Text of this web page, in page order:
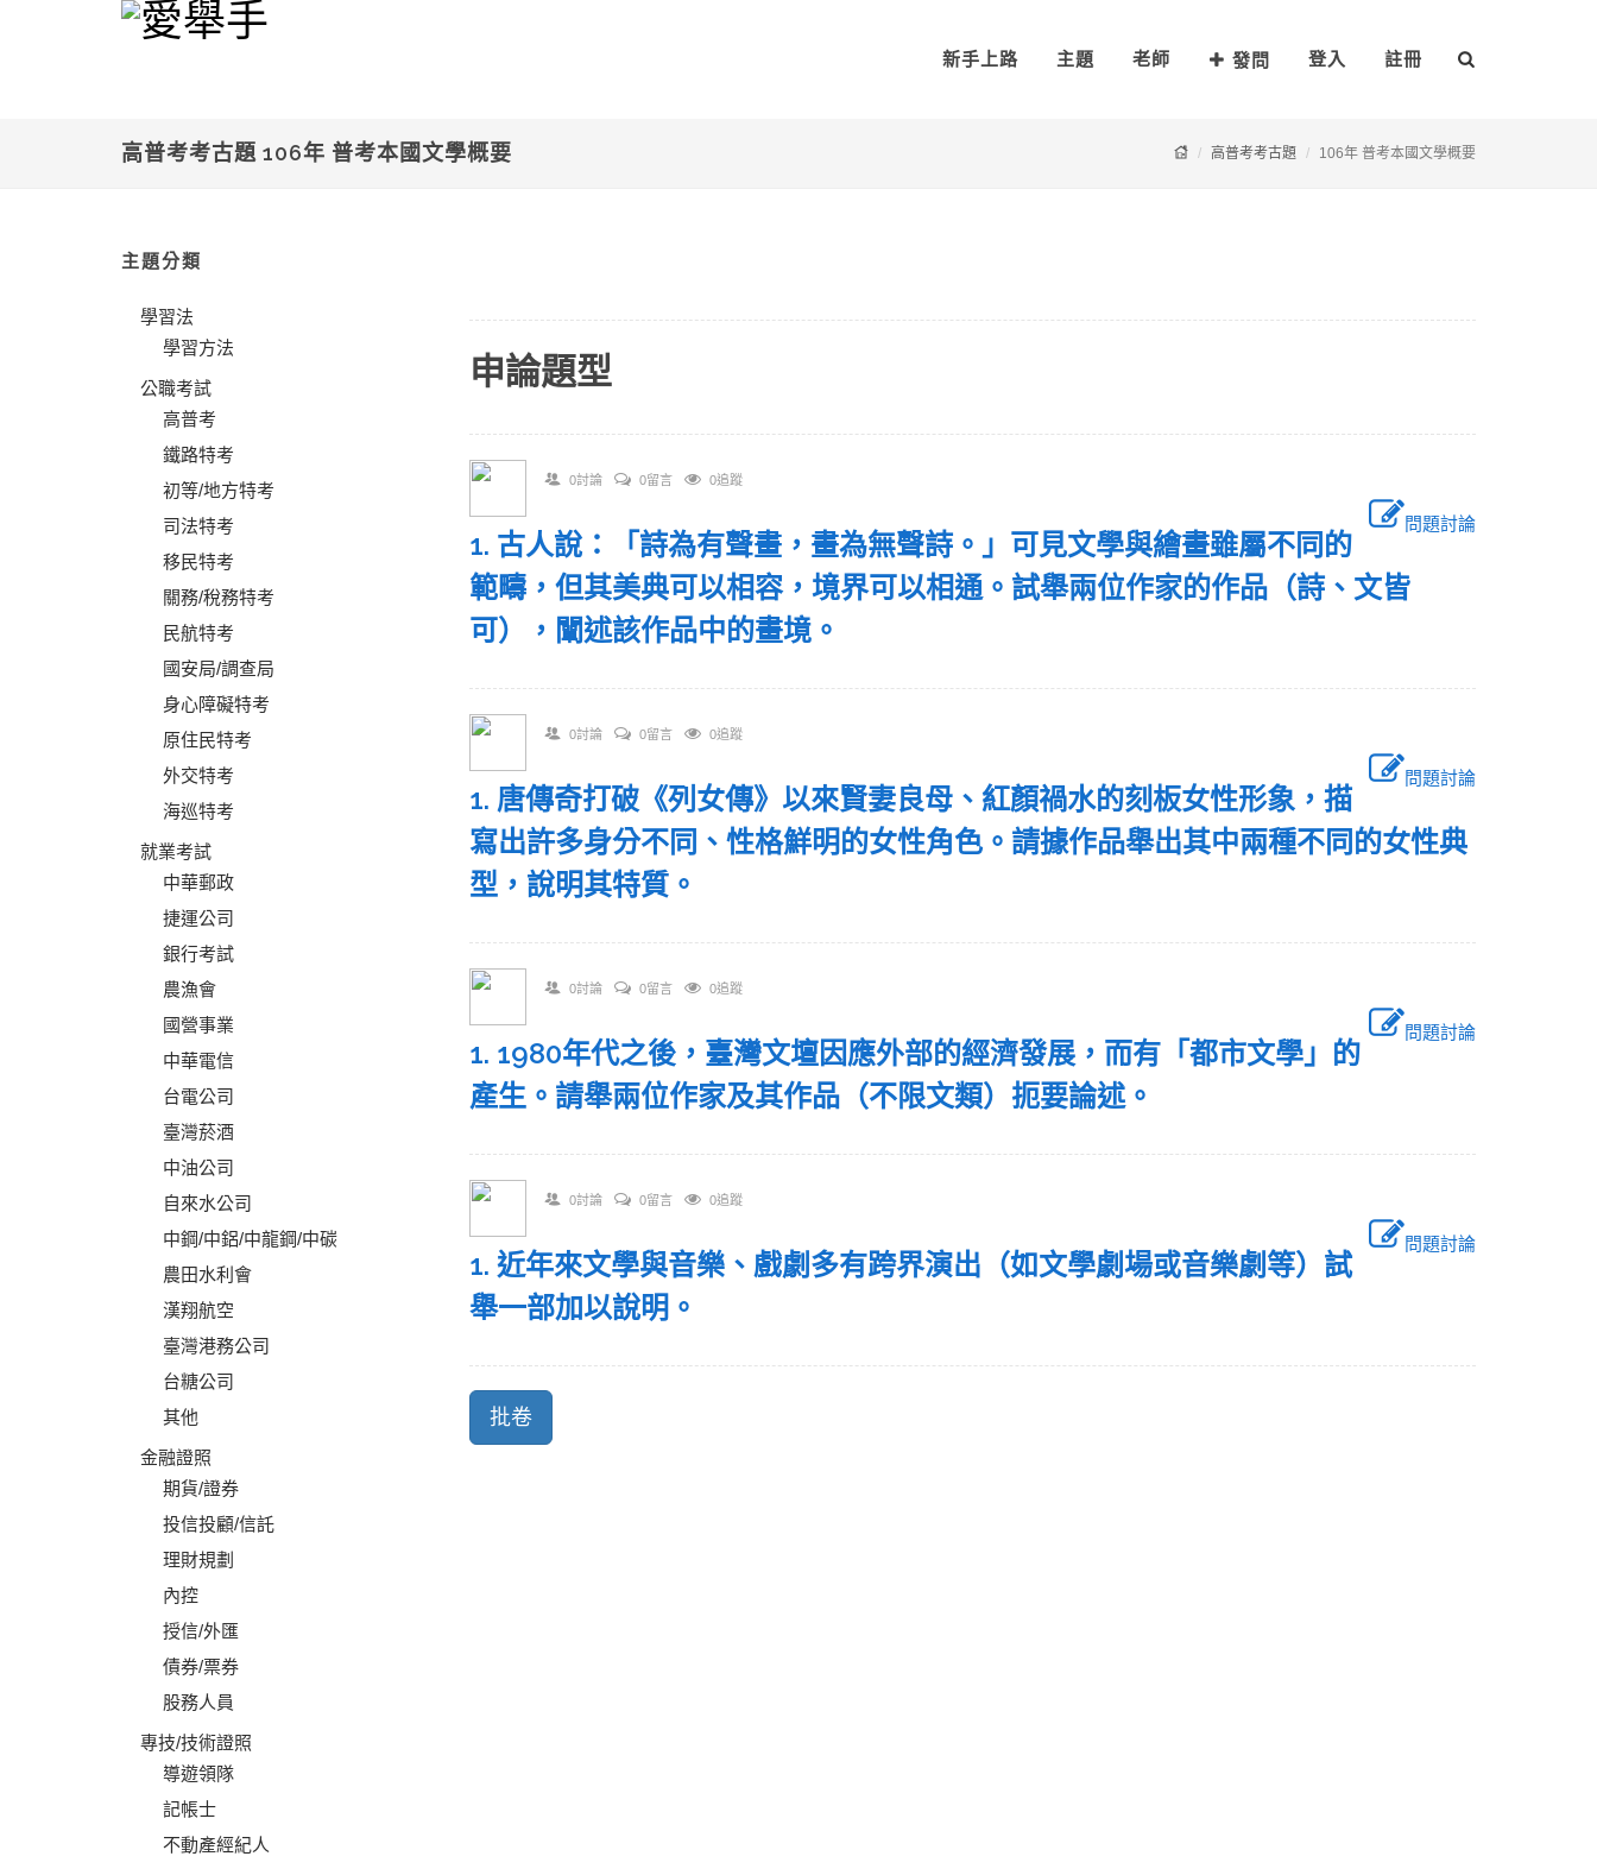
新手上路 主題 老師 發問 登入 註冊
高普考考古題 106年 普考本國文學概要 高普考考古題 106年 普考本國文學概要
主題分類
學習法
學習方法
公職考試
高普考
鐵路特考
初等/地方特考
司法特考
移民特考
關務/稅務特考
民航特考
國安局/調查局
身心障礙特考
原住民特考
外交特考
海巡特考
就業考試
中華郵政
捷運公司
銀行考試
農漁會
國營事業
中華電信
台電公司
臺灣菸酒
中油公司
自來水公司
中鋼/中鋁/中龍鋼/中碳
農田水利會
漢翔航空
臺灣港務公司
台糖公司
其他
金融證照
期貨/證券
投信投顧/信託
理財規劃
內控
授信/外匯
債券/票券
股務人員
專技/技術證照
導遊領隊
記帳士
不動產經紀人
申論題型
0討論 0留言 0追蹤
問題討論
1. 古人說：「詩為有聲畫，畫為無聲詩。」可見文學與繪畫雖屬不同的
範疇，但其美典可以相容，境界可以相通。試舉兩位作家的作品（詩、文皆
可），闡述該作品中的畫境。
0討論 0留言 0追蹤
問題討論
1. 唐傳奇打破《列女傳》以來賢妻良母、紅顏禍水的刻板女性形象，描
寫出許多身分不同、性格鮮明的女性角色。請據作品舉出其中兩種不同的女性典
型，說明其特質。
0討論 0留言 0追蹤
問題討論
1. 1980年代之後，臺灣文壇因應外部的經濟發展，而有「都市文學」的
產生。請舉兩位作家及其作品（不限文類）扼要論述。
0討論 0留言 0追蹤
問題討論
1. 近年來文學與音樂、戲劇多有跨界演出（如文學劇場或音樂劇等）試
舉一部加以說明。